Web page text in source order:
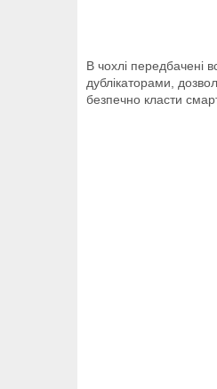
В чохлі передбачені
дублікаторами,
безпечно класти